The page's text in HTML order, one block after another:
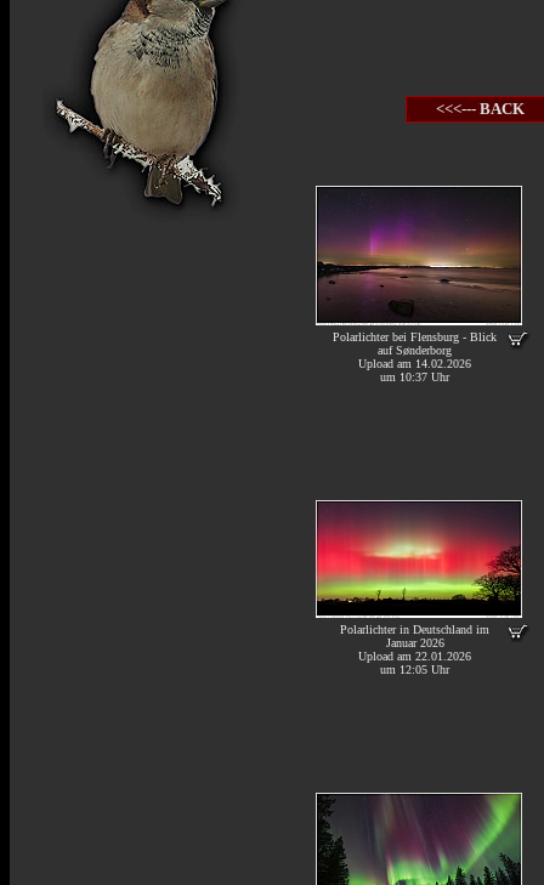
<<<--- BACK
Polarlichter bei Flensburg - Blick
auf Sønderborg
Upload am 14.02.2026
um 10:37 Uhr
Polarlichter in Deutschland im
Januar 2026
Upload am 22.01.2026
um 12:05 Uhr